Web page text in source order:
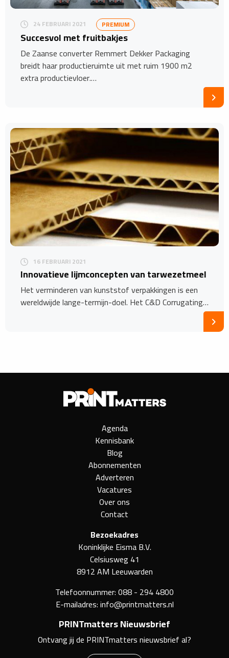
24 FEBRUARI 2021 PREMIUM
Succesvol met fruitbakjes
De Zaanse converter Remmert Dekker Packaging
breidt haar productieruimte uit met ruim 1900 m2
extra productievloer.…
16 FEBRUARI 2021
Innovatieve lijmconcepten van tarwezetmeel
Het verminderen van kunststof verpakkingen is een
wereldwijde lange-termijn-doel. Het C&D Corrugating…
Agenda
Kennisbank
Blog
Abonnementen
Adverteren
Vacatures
Over ons
Contact
Bezoekadres
Koninklijke Eisma B.V.
Celsiusweg 41
8912 AM Leeuwarden
Telefoonnummer:088 - 294 4800
E-mailadres:info@printmatters.nl
PRINTmatters Nieuwsbrief
Ontvang jij de PRINTmatters nieuwsbrief al?